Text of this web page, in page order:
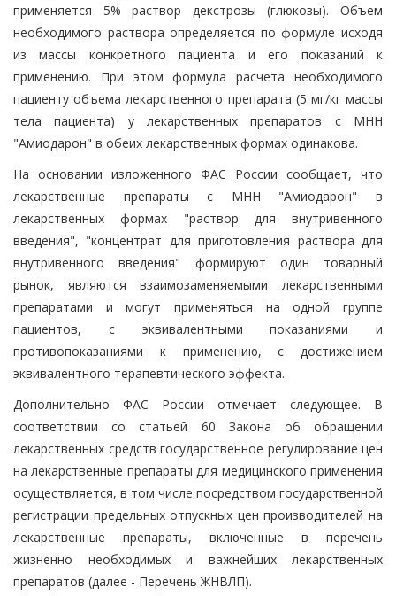
применяется 5% раствор декстрозы (глюкозы). Объем
необходимого раствора определяется по формуле исходя
из массы конкретного пациента и его показаний к
применению. При этом формула расчета необходимого
пациенту объема лекарственного препарата (5 мг/кг массы
тела пациента) у лекарственных препаратов с МНН
"Амиодарон" в обеих лекарственных формах одинакова.
На основании изложенного ФАС России сообщает, что
лекарственные препараты с МНН "Амиодарон" в
лекарственных формах "раствор для внутривенного
введения", "концентрат для приготовления раствора для
внутривенного введения" формируют один товарный
рынок, являются взаимозаменяемыми лекарственными
препаратами и могут применяться на одной группе
пациентов, с эквивалентными показаниями и
противопоказаниями к применению, с достижением
эквивалентного терапевтического эффекта.
Дополнительно ФАС России отмечает следующее. В
соответствии со статьей 60 Закона об обращении
лекарственных средств государственное регулирование цен
на лекарственные препараты для медицинского применения
осуществляется, в том числе посредством государственной
регистрации предельных отпускных цен производителей на
лекарственные препараты, включенные в перечень
жизненно необходимых и важнейших лекарственных
препаратов (далее - Перечень ЖНВЛП).